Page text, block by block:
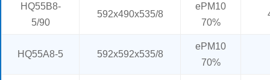
HQ55B8-
5/90
592x490x535/8
ePM10
70%
HQ55A8-5 592x592x535/8
ePM10
70%